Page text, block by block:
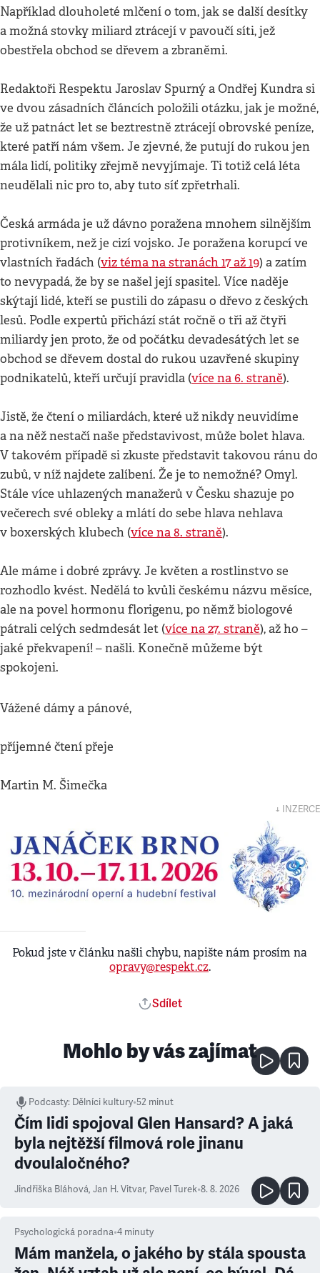
Například dlouholeté mlčení o tom, jak se další desítky
a možná stovky miliard ztrácejí v pavoučí síti, jež
obestřela obchod se dřevem a zbraněmi.
Redaktoři Respektu Jaroslav Spurný a Ondřej Kundra si
ve dvou zásadních článcích položili otázku, jak je možné,
že už patnáct let se beztrestně ztrácejí obrovské peníze,
které patří nám všem. Je zjevné, že putují do rukou jen
mála lidí, politiky zřejmě nevyjímaje. Ti totiž celá léta
neudělali nic pro to, aby tuto síť zpřetrhali.
Česká armáda je už dávno poražena mnohem silnějším
protivníkem, než je cizí vojsko. Je poražena korupcí ve
vlastních řadách (viz téma na stranách 17 až 19) a zatím
to nevypadá, že by se našel její spasitel. Více naděje
skýtají lidé, kteří se pustili do zápasu o dřevo z českých
lesů. Podle expertů přichází stát ročně o tři až čtyři
miliardy jen proto, že od počátku devadesátých let se
obchod se dřevem dostal do rukou uzavřené skupiny
podnikatelů, kteří určují pravidla (více na 6. straně).
Jistě, že čtení o miliardách, které už nikdy neuvidíme
a na něž nestačí naše představivost, může bolet hlava.
V takovém případě si zkuste představit takovou ránu do
zubů, v níž najdete zalíbení. Že je to nemožné? Omyl.
Stále více uhlazených manažerů v Česku shazuje po
večerech své obleky a mlátí do sebe hlava nehlava
v boxerských klubech (více na 8. straně).
Ale máme i dobré zprávy. Je květen a rostlinstvo se
rozhodlo kvést. Nedělá to kvůli českému názvu měsíce,
ale na povel hormonu florigenu, po němž biologové
pátrali celých sedmdesát let (více na 27. straně), až ho –
jaké překvapení! – našli. Konečně můžeme být
spokojeni.
Vážené dámy a pánové,
příjemné čtení přeje
Martin M. Šimečka
↓ INZERCE
Pokud jste v článku našli chybu, napište nám prosím na
opravy@respekt.cz.
Sdílet
Mohlo by vás zajímat
Podcasty: Dělníci kultury•52 minut
Čím lidi spojoval Glen Hansard? A jaká
byla nejtěžší filmová role jinanu
dvoulaločného?
Jindřiška Bláhová, Jan H. Vitvar, Pavel Turek•8. 8. 2026
Psychologická poradna•4 minuty
Mám manžela, o jakého by stála spousta